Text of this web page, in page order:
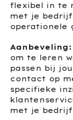
flexibel in te
met je
operationele
Aanbeveling:
om te leren
passen bij
contact op
specifieke
met je